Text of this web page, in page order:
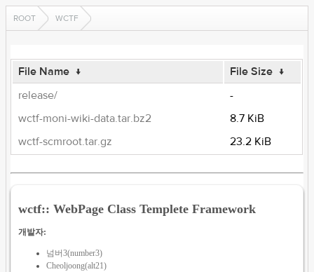
ROOT WCTF
File Name ↓ File Size ↓
release/
-
wctf-moni-wiki-data.tar.bz2
8.7 KiB
wctf-scmroot.tar.gz
23.2 KiB
wctf:: WebPage Class Templete Framework
개발자:
넘버3(number3)
Cheoljoong(alt21)